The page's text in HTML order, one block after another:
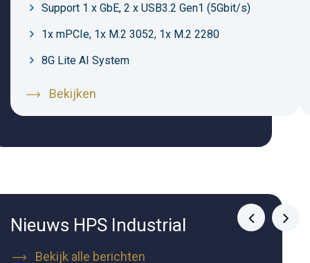
Support 1 x GbE, 2 x USB3.2 Gen1 (5Gbit/s)
1x mPCIe, 1x M.2 3052, 1x M.2 2280
8G Lite AI System
Bekijken
Nieuws HPS Industrial
Bekijk alle berichten